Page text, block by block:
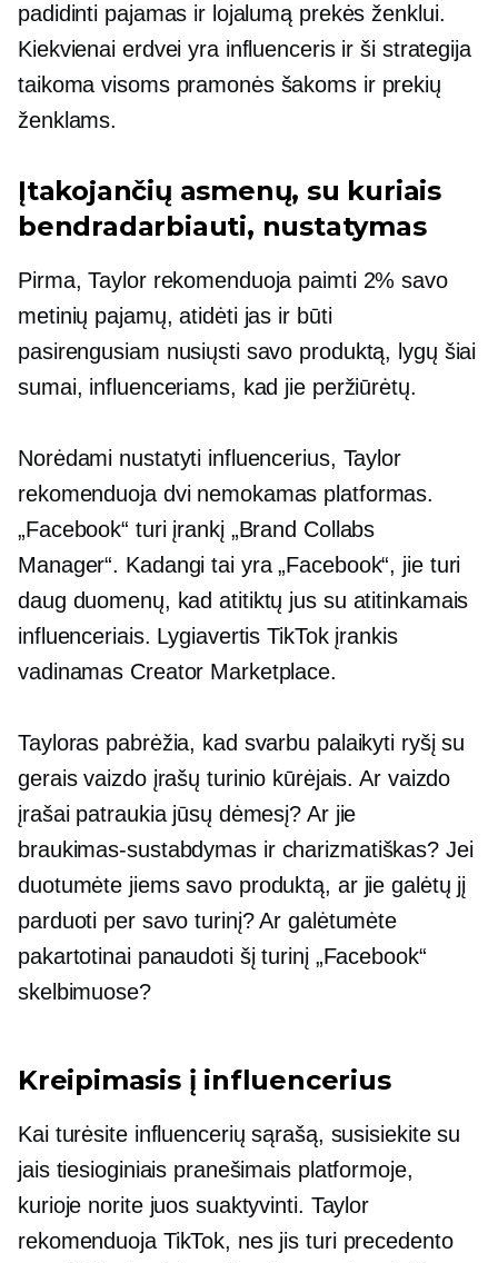
padidinti pajamas ir lojalumą prekės ženklui.
Kiekvienai erdvei yra influenceris ir ši strategija
taikoma visoms pramonės šakoms ir prekių
ženklams.
Įtakojančių asmenų, su kuriais
bendradarbiauti, nustatymas
Pirma, Taylor rekomenduoja paimti 2% savo
metinių pajamų, atidėti jas ir būti
pasirengusiam nusiųsti savo produktą, lygų šiai
sumai, influenceriams, kad jie peržiūrėtų.
Norėdami nustatyti influencerius, Taylor
rekomenduoja dvi nemokamas platformas.
„Facebook“ turi įrankį „Brand Collabs
Manager“. Kadangi tai yra „Facebook“, jie turi
daug duomenų, kad atitiktų jus su atitinkamais
influenceriais. Lygiavertis TikTok įrankis
vadinamas Creator Marketplace.
Tayloras pabrėžia, kad svarbu palaikyti ryšį su
gerais vaizdo įrašų turinio kūrėjais. Ar vaizdo
įrašai patraukia jūsų dėmesį? Ar jie
braukimas-sustabdymasir charizmatiškas? Jei
duotumėte jiems savo produktą, ar jie galėtų jį
parduoti per savo turinį? Ar galėtumėte
pakartotinai panaudoti šį turinį „Facebook“
skelbimuose?
Kreipimasis į influencerius
Kai turėsite influencerių sąrašą, susisiekite su
jais tiesioginiais pranešimais platformoje,
kurioje norite juos suaktyvinti. Taylor
rekomenduoja TikTok, nes jis turi precedento